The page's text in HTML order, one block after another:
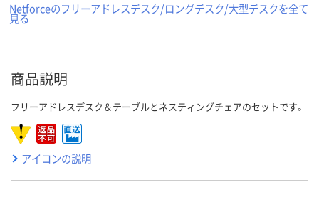
Netforceのフリーアドレスデスク/ロングデスク/大型デスクを全て
見る
商品説明
フリーアドレスデスク＆テーブルとネスティングチェアのセットです。
アイコンの説明